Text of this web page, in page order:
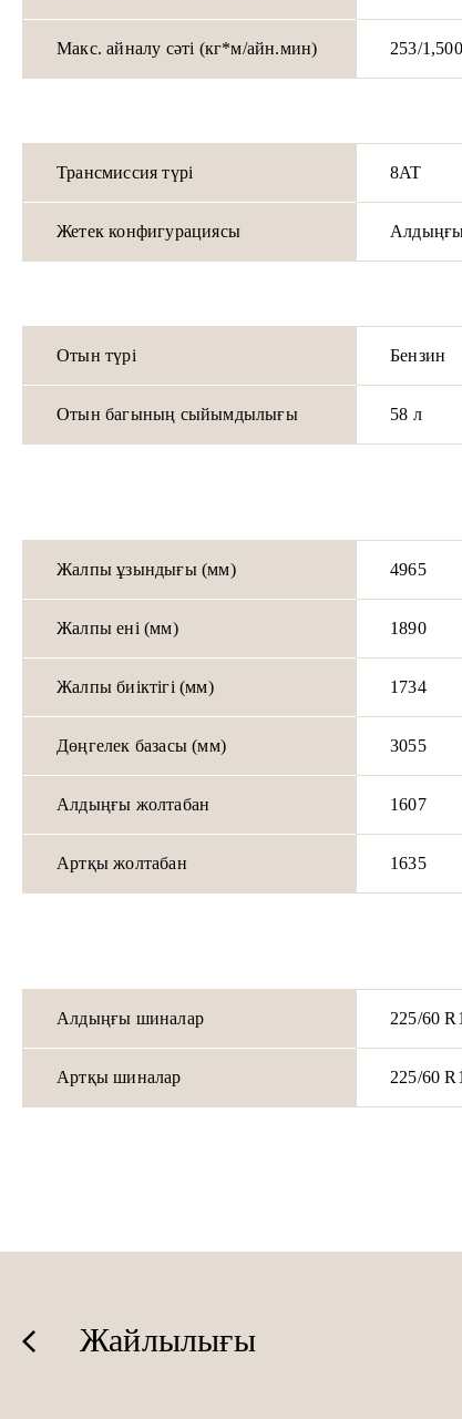
Макс. айналу сәті (кг*м/айн.мин) 253/
Трансмиссия түрі 8AT
Жетек конфигурациясы
Отын түрі Бензин
Отын багының сыйымдылығы 58 л
Жалпы ұзындығы (мм) 4965
Жалпы ені (мм) 1890
Жалпы биіктігі (мм) 1734
Дөңгелек базасы (мм) 3055
Алдыңғы жолтабан 1607
Артқы жолтабан 1635
Алдыңғы шиналар 225/60
Артқы шиналар 225/60
Жайлылығы